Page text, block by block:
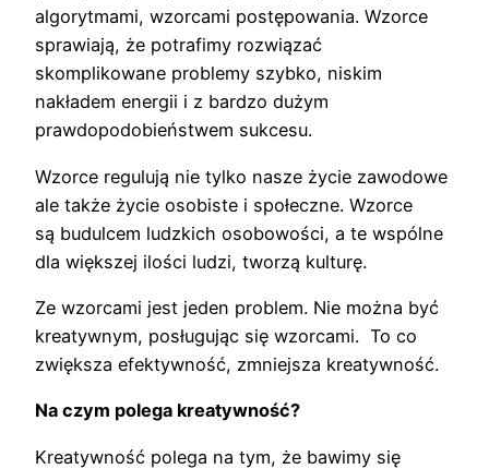
algorytmami, wzorcami postępowania. Wzorce
sprawiają, że potrafimy rozwiązać
skomplikowane problemy szybko, niskim
nakładem energii i z bardzo dużym
prawdopodobieństwem sukcesu.
Wzorce regulują nie tylko nasze życie zawodowe
ale także życie osobiste i społeczne. Wzorce
są budulcem ludzkich osobowości, a te wspólne
dla większej ilości ludzi, tworzą kulturę.
Ze wzorcami jest jeden problem. Nie można być
kreatywnym, posługując się wzorcami. To co
zwiększa efektywność, zmniejsza kreatywność.
Na czym polega kreatywność?
Kreatywność polega na tym, że bawimy się